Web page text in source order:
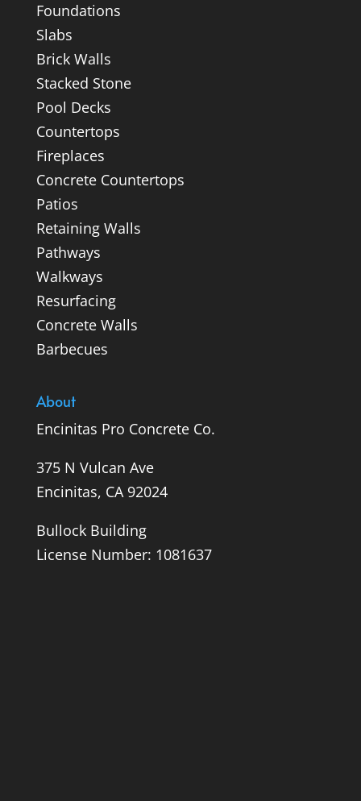
Foundations
Slabs
Brick Walls
Stacked Stone
Pool Decks
Countertops
Fireplaces
Concrete Countertops
Patios
Retaining Walls
Pathways
Walkways
Resurfacing
Concrete Walls
Barbecues
About
Encinitas Pro Concrete Co.
375 N Vulcan Ave
Encinitas, CA 92024
Bullock Building
License Number: 1081637